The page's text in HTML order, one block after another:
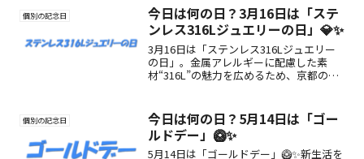
家族・社会のサポートの重要性を広めま
す。
個別の記念日
今日は何の日？3月16日は「ステ
ンレス316Lジュエリーの日」💎✨
3月16日は「ステンレス316Lジュエリー
の日」。金属アレルギーに配慮した素
材“316L”の魅力を広めるため、京都の株
説。
個別の記念日
今日は何の日？5月14日は「ゴー
ルドデー」🥝✨
5月14日は「ゴールドデー」🥝✨新生活を